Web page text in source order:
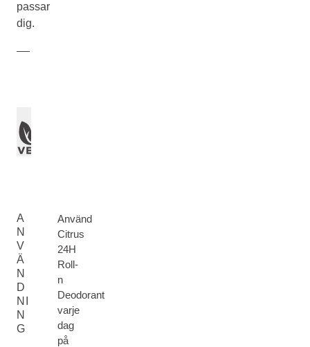
passar
dig.
A
N
V
Ä
N
D
NI
N
G
Använd
Citrus
24H
Roll-
n
Deodorant
varje
dag
på